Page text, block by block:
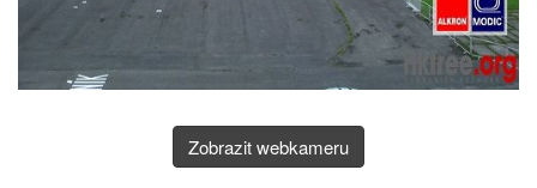
Zobrazit webkameru